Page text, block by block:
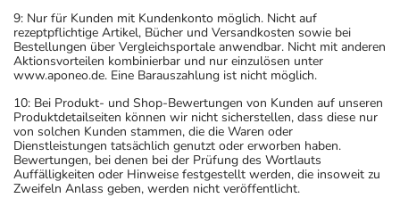
9: Nur für Kunden mit Kundenkonto möglich. Nicht auf
rezeptpflichtige Artikel, Bücher und Versandkosten sowie bei
Bestellungen über Vergleichsportale anwendbar. Nicht mit anderen
Aktionsvorteilen kombinierbar und nur einzulösen unter
www.aponeo.de. Eine Barauszahlung ist nicht möglich.
10: Bei Produkt- und Shop-Bewertungen von Kunden auf unseren
Produktdetailseiten können wir nicht sicherstellen, dass diese nur
von solchen Kunden stammen, die die Waren oder
Dienstleistungen tatsächlich genutzt oder erworben haben.
Bewertungen, bei denen bei der Prüfung des Wortlauts
Auffälligkeiten oder Hinweise festgestellt werden, die insoweit zu
Zweifeln Anlass geben, werden nicht veröffentlicht.